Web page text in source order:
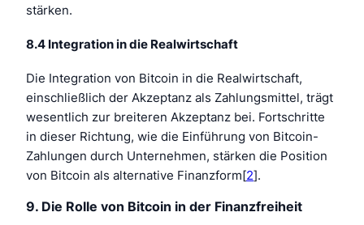
stärken.
8.4 Integration in die Realwirtschaft
Die Integration von Bitcoin in die Realwirtschaft,
einschließlich der Akzeptanz als Zahlungsmittel, trägt
wesentlich zur breiteren Akzeptanz bei. Fortschritte
in dieser Richtung, wie die Einführung von Bitcoin-
Zahlungen durch Unternehmen, stärken die Position
von Bitcoin als alternative Finanzform[2].
9. Die Rolle von Bitcoin in der Finanzfreiheit